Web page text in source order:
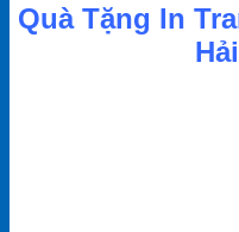
Quà Tặng In